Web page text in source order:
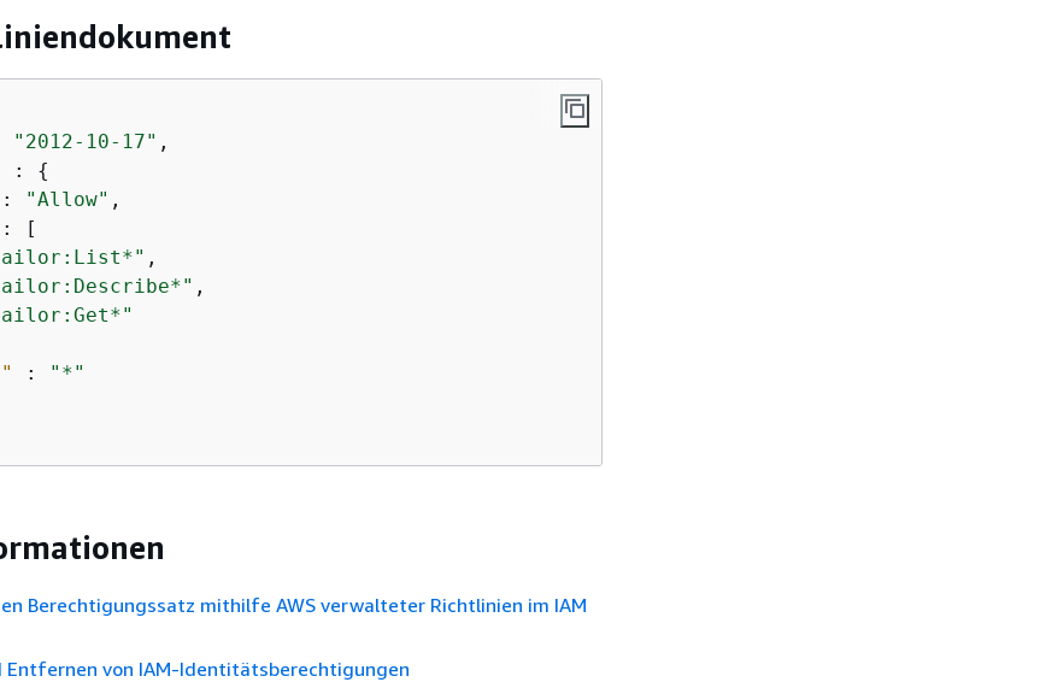
"2012-10-17" ,
: {
: "Allow" ,
: [
,
,
:
"*"
Berechtigungssatz mithilfe AWS verwalteter Richtlinien im IAM
Entfernen von IAM-Identitätsberechtigungen